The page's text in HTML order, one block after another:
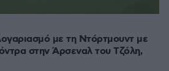
με τη Ντόρτμουντ με
στην Άρσεναλ του Τζόλη,